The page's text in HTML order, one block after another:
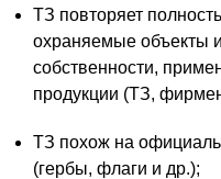
ТЗ повторяет
охраняемые объекты
собственности,
продукции (ТЗ,
ТЗ похож на
(гербы, флаги и др.);